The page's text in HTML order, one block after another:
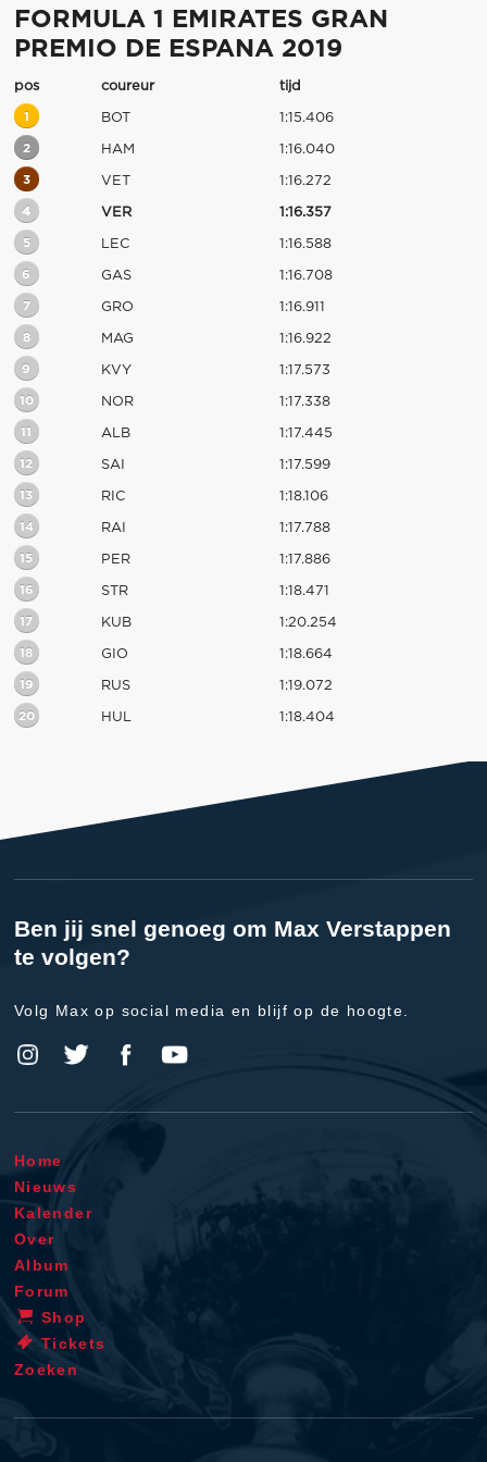
FORMULA 1 EMIRATES GRAN
PREMIO DE ESPANA 2019
pos coureur tijd
1 BOT 1:15.406
2 HAM 1:16.040
3 VET 1:16.272
4 VER 1:16.357
5 LEC 1:16.588
6 GAS 1:16.708
7 GRO 1:16.911
8 MAG 1:16.922
9 KVY 1:17.573
10 NOR 1:17.338
11 ALB 1:17.445
12 SAI 1:17.599
13 RIC 1:18.106
14 RAI 1:17.788
15 PER 1:17.886
16 STR 1:18.471
17 KUB 1:20.254
18 GIO 1:18.664
19 RUS 1:19.072
20 HUL 1:18.404
Ben jij snel genoeg om Max Verstappen
te volgen?
Volg Max op social media en blijf op de hoogte.
Home
Nieuws
Kalender
Over
Album
Forum
Shop
Tickets
Zoeken